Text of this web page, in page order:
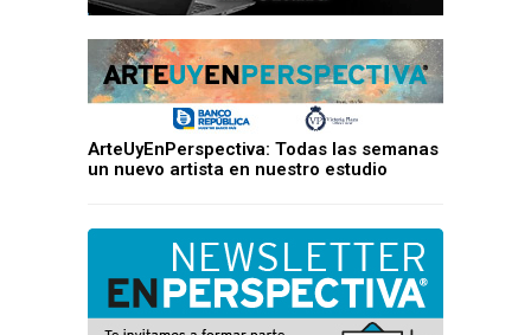
ArteUyEnPerspectiva: Todas las semanas
un nuevo artista en nuestro estudio